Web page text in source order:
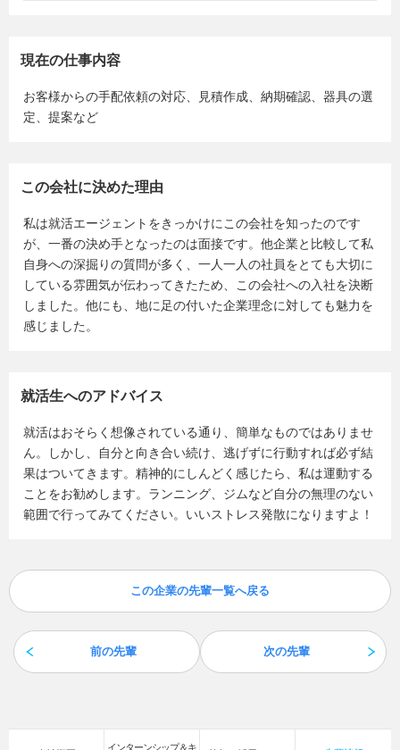
現在の仕事内容
お客様からの手配依頼の対応、見積作成、納期確認、器具の選
定、提案など
この会社に決めた理由
私は就活エージェントをきっかけにこの会社を知ったのです
が、一番の決め手となったのは面接です。他企業と比較して私
自身への深掘りの質問が多く、一人一人の社員をとても大切に
している雰囲気が伝わってきたため、この会社への入社を決断
しました。他にも、地に足の付いた企業理念に対しても魅力を
感じました。
就活生へのアドバイス
就活はおそらく想像されている通り、簡単なものではありませ
ん。しかし、自分と向き合い続け、逃げずに行動すれば必ず結
果はついてきます。精神的にしんどく感じたら、私は運動する
ことをお勧めします。ランニング、ジムなど自分の無理のない
範囲で行ってみてください。いいストレス発散になりますよ！
前の先輩
この企業の先輩一覧へ戻る
次の先輩
インターンシップ＆キ